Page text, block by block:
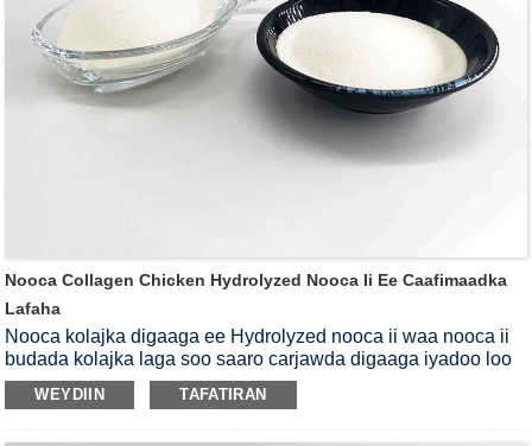
Nooca Collagen Chicken Hydrolyzed Nooca Ii Ee Caafimaadka
Lafaha
Nooca kolajka digaaga ee Hydrolyzed nooca ii waa nooca ii
budada kolajka laga soo saaro carjawda digaaga iyadoo loo
marayo habka enzymatic hydrolysis.Waxay ka kooban tahay
maadooyin qani ah oo mucopolysaccharides ah oo ah qayb
WEYDIIN TAFATIRAN